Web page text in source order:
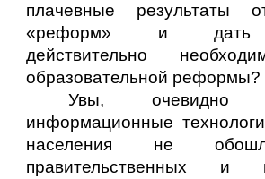
плачевные результаты
«реформ» и дать
действительно
образовательной реформы?
Увы, очевидно
информационные
населения не
правительственных и